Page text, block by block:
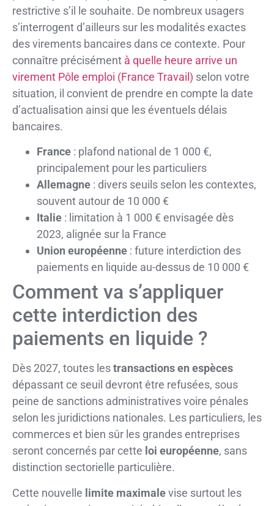
restrictive s’il le souhaite. De nombreux usagers
s’interrogent d’ailleurs sur les modalités exactes
des virements bancaires dans ce contexte. Pour
connaître précisément à quelle heure arrive un
virement Pôle emploi (France Travail) selon votre
situation, il convient de prendre en compte la date
d’actualisation ainsi que les éventuels délais
bancaires.
France : plafond national de 1 000 €,
principalement pour les particuliers
Allemagne : divers seuils selon les contextes,
souvent autour de 10 000 €
Italie : limitation à 1 000 € envisagée dès
2023, alignée sur la France
Union européenne : future interdiction des
paiements en liquide au-dessus de 10 000 €
Comment va s’appliquer
cette interdiction des
paiements en liquide ?
Dès 2027, toutes lestransactions en espèces
dépassant ce seuil devront être refusées, sous
peine de sanctions administratives voire pénales
selon les juridictions nationales. Les particuliers, les
commerces et bien sûr les grandes entreprises
seront concernés par cette loi européenne, sans
distinction sectorielle particulière.
Cette nouvelle limite maximalevise surtout les